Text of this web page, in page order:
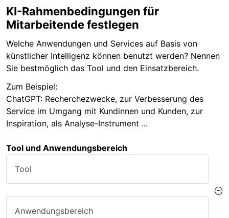
KI-Rahmenbedingungen für
Mitarbeitende festlegen
Welche Anwendungen und Services auf Basis von
künstlicher Intelligenz können benutzt werden? Nennen
Sie bestmöglich das Tool und den Einsatzbereich.
Zum Beispiel:
ChatGPT: Recherchezwecke, zur Verbesserung des
Service im Umgang mit Kundinnen und Kunden, zur
Inspiration, als Analyse-Instrument ...
Tool und Anwendungsbereich
Tool
Anwendungsbereich